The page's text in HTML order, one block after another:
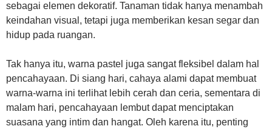
sebagai elemen dekoratif. Tanaman tidak hanya menambah
keindahan visual, tetapi juga memberikan kesan segar dan
hidup pada ruangan.
Tak hanya itu, warna pastel juga sangat fleksibel dalam hal
pencahayaan. Di siang hari, cahaya alami dapat membuat
warna-warna ini terlihat lebih cerah dan ceria, sementara di
malam hari, pencahayaan lembut dapat menciptakan
suasana yang intim dan hangat. Oleh karena itu, penting